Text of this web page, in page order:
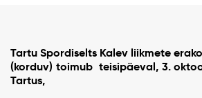
Tartu Spordiselts Kalev liikmete
(korduv) toimub teisipäeval, 3.
Tartus,